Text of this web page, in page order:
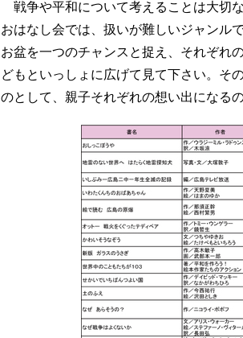
戦争や平和について考えることは大切
おはなし会では、扱いが難しいジャンル
お盆を一つのチャンスと捉え、それぞれ
どもといっしょに広げて見て下さい。そ
のとして、親子それぞれの想い出になる